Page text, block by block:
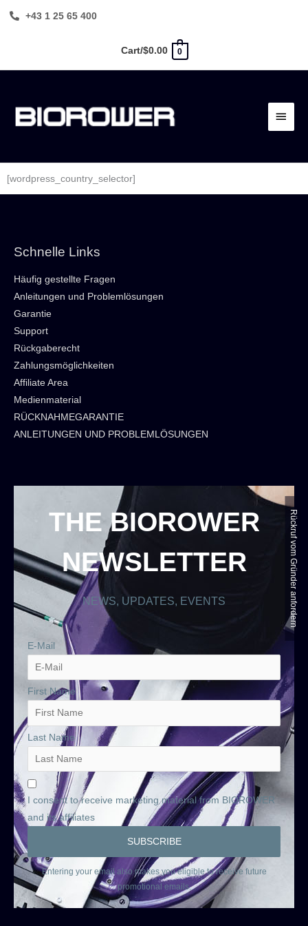
+43 1 25 65 400
Cart/$0.00 0
[wordpress_country_selector]
Schnelle Links
Häufig gestellte Fragen
Anleitungen und Problemlösungen
Garantie
Support
Rückgaberecht
Zahlungsmöglichkeiten
Affiliate Area
Medienmaterial
RÜCKNAHMEGARANTIE
ANLEITUNGEN UND PROBLEMLÖSUNGEN
THE BIOROWER
NEWSLETTER
NEWS, UPDATES, EVENTS
E-Mail
First Name
Last Name
I consent to receive marketing material from BIOROWER
and its affiliates
Entering your email also makes you eligible to receive future
promotional emails.
Rückruf vom Gründer anfordern